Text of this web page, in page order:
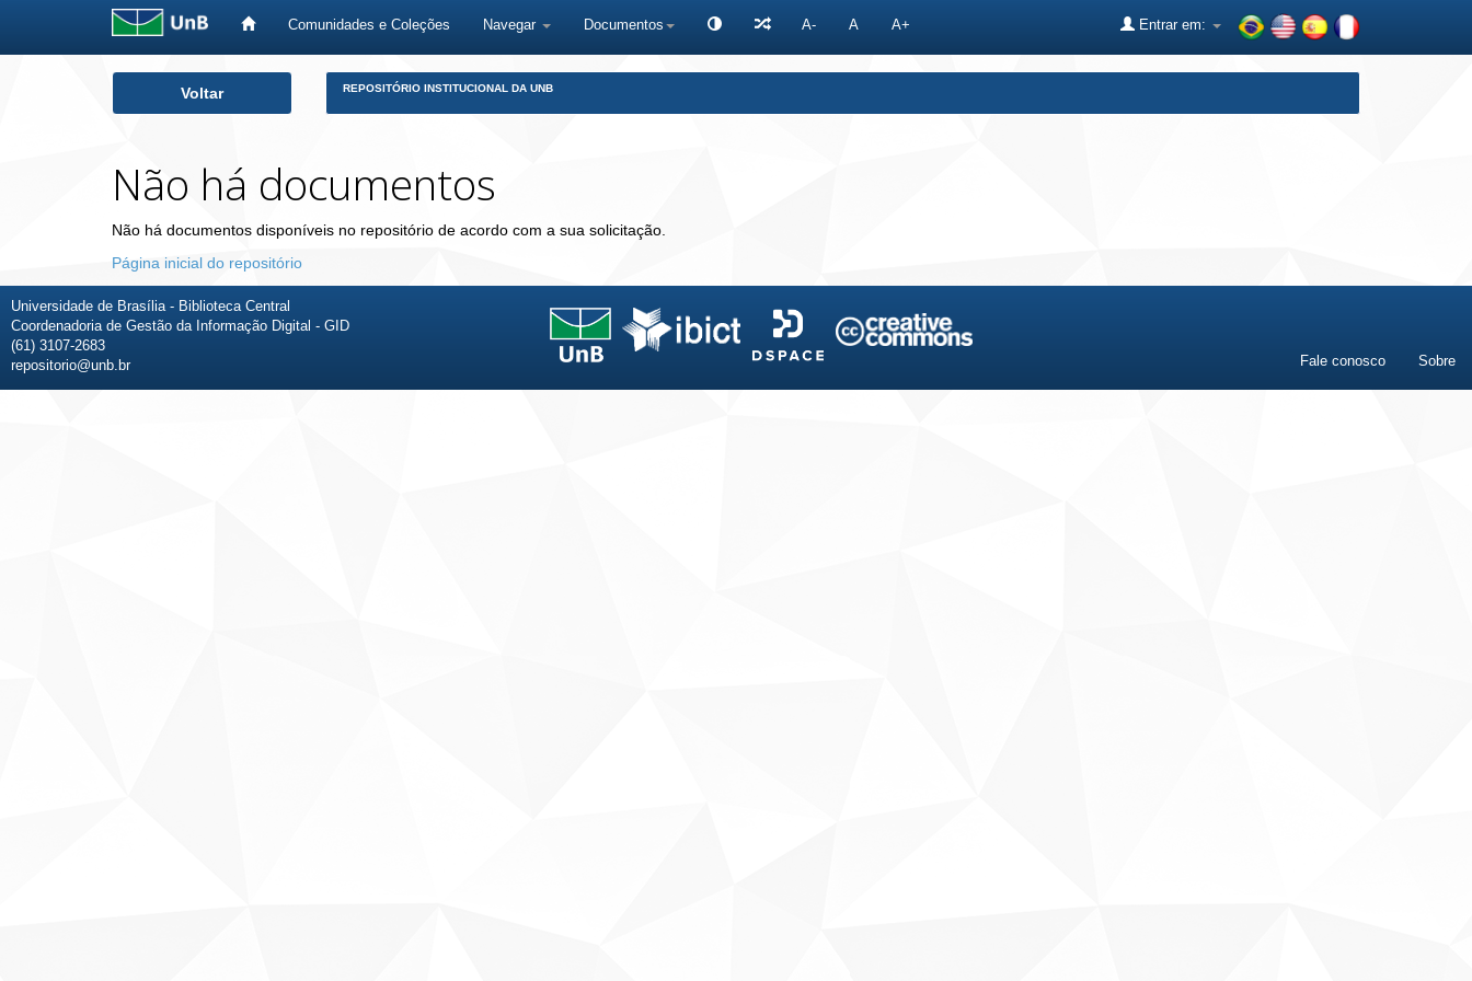
Comunidades e Coleções Navegar Documentos A- A A+ Entrar em:
Voltar REPOSITÓRIO INSTITUCIONAL DA UNB
Não há documentos
Não há documentos disponíveis no repositório de acordo com a sua solicitação.
Página inicial do repositório
Universidade de Brasília - Biblioteca Central
Coordenadoria de Gestão da Informação Digital - GID
(61) 3107-2683
repositorio@unb.br
Fale conosco Sobre